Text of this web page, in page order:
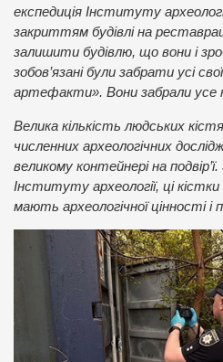
експедиція Інституту
закриттям будівлі на
залишити будівлю, що вони і
зобов’язані були забрати усі
артефакти». Вони забрали усе
Велика кількість людських
численних археологічних
великому контейнері на
Інституту археології, ці кістки
мають археологічної цінності і